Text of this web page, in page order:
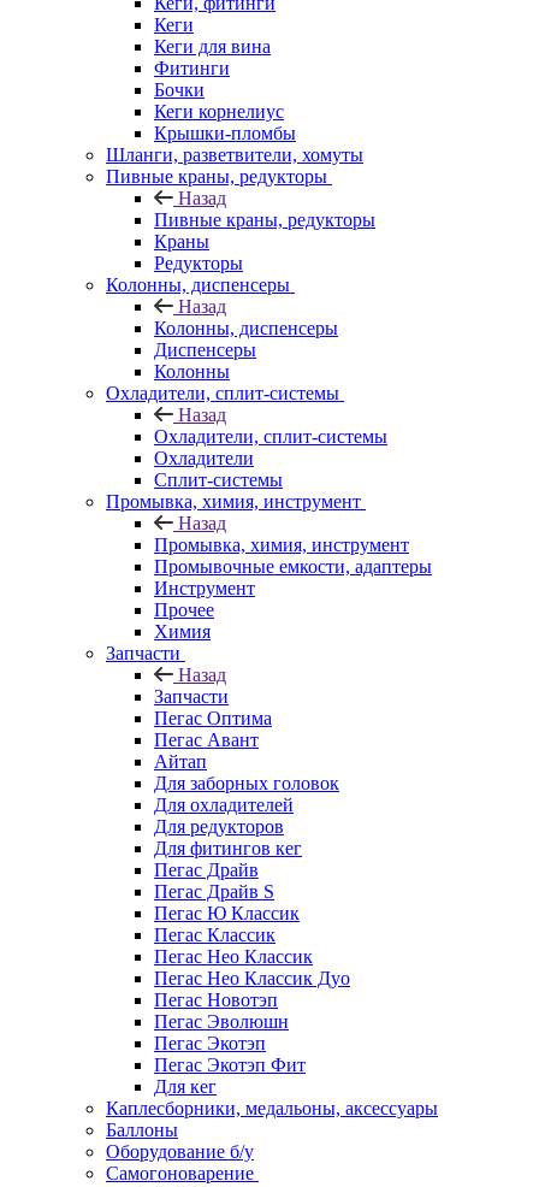
Кеги
Кеги для вина
Фитинги
Бочки
Кеги корнелиус
Крышки-пломбы
Шланги, разветвители, хомуты
Пивные краны, редукторы
Назад
Пивные краны, редукторы
Краны
Редукторы
Колонны, диспенсеры
Назад
Колонны, диспенсеры
Диспенсеры
Колонны
Охладители, сплит-системы
Назад
Охладители, сплит-системы
Охладители
Сплит-системы
Промывка, химия, инструмент
Назад
Промывка, химия, инструмент
Промывочные емкости, адаптеры
Инструмент
Прочее
Химия
Запчасти
Назад
Запчасти
Пегас Оптима
Пегас Авант
Айтап
Для заборных головок
Для охладителей
Для редукторов
Для фитингов кег
Пегас Драйв
Пегас Драйв S
Пегас Ю Классик
Пегас Классик
Пегас Нео Классик
Пегас Нео Классик Дуо
Пегас Новотэп
Пегас Эволюшн
Пегас Экотэп
Пегас Экотэп Фит
Для кег
Каплесборники, медальоны, аксессуары
Баллоны
Оборудование б/у
Самогоноварение